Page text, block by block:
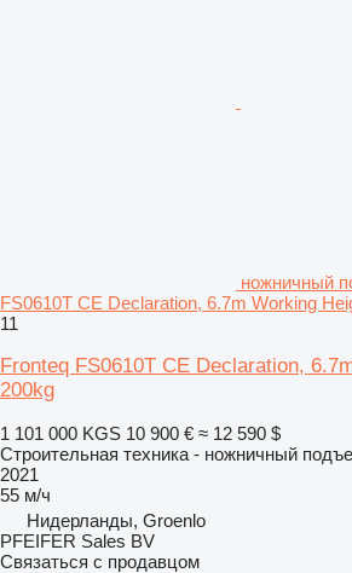
ножничный
FS0610T CE Declaration, 6.7m Working
11
Fronteq FS0610T CE Declaration,
200kg
1 101 000 KGS 10 900 € ≈ 12 590 $
Строительная техника - ножничный
2021
55 м/ч
Нидерланды, Groenlo
PFEIFER Sales BV
Связаться с продавцом